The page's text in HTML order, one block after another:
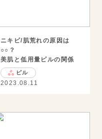
ニキビ/肌荒れの原因は
○○？
美肌と低用量ピルの関係
ピル
2023.08.11